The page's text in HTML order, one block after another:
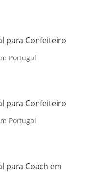
para Confeiteiro
Portugal
para Confeiteiro
Portugal
para Coach em